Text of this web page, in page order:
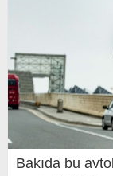
Bakıda bu